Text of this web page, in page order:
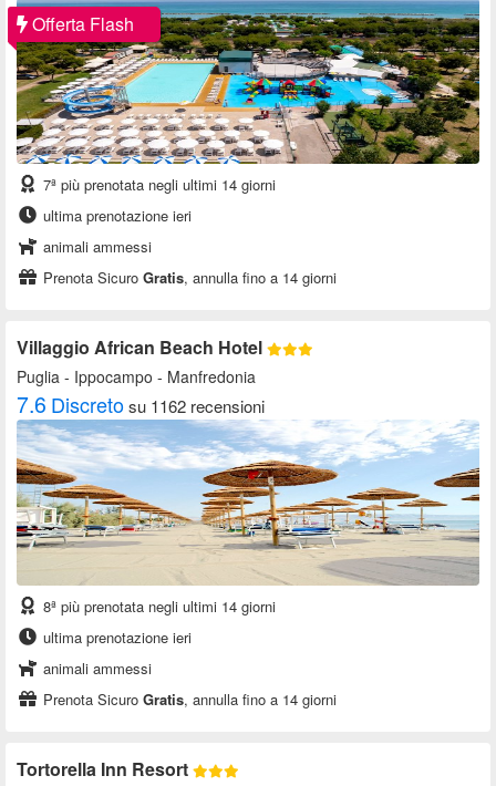
Offerta Flash
7ª più prenotata negli ultimi 14 giorni
ultima prenotazione ieri
animali ammessi
Prenota Sicuro Gratis, annulla fino a 14 giorni
Villaggio African Beach Hotel
Puglia - Ippocampo - Manfredonia
7.6 Discretosu 1162 recensioni
8ª più prenotata negli ultimi 14 giorni
ultima prenotazione ieri
animali ammessi
Prenota Sicuro Gratis, annulla fino a 14 giorni
Tortorella Inn Resort